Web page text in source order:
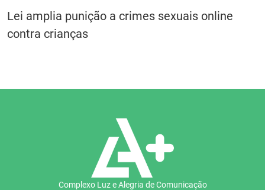
Lei amplia punição a crimes sexuais online
contra crianças
Complexo Luz e Alegria de Comunicação